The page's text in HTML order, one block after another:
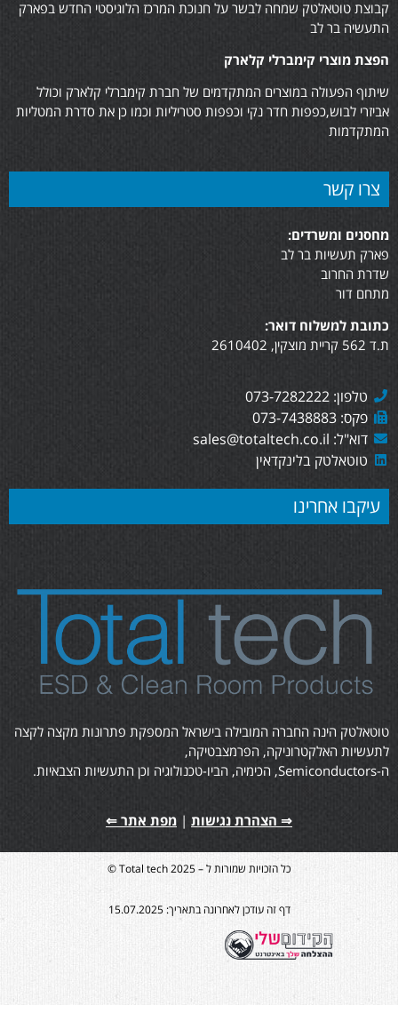
קבוצת טוטאלטק שמחה לבשר על חנוכת המרכז הלוגיסטי החדש בפארק
התעשיה בר לב
הפצת מוצרי קימברלי קלארק
שיתוף הפעולה במוצרים המתקדמים של חברת קימברלי קלארק וכולל
אביזרי לבוש,כפפות חדר נקי וכפפות סטריליות וכמו כן את סדרת המטליות
המתקדמות
צרו קשר
מחסנים ומשרדים:
פארק תעשיות בר לב
שדרת החרוב
מתחם דור
כתובת למשלוח דואר:
ת.ד 562 קריית מוצקין, 2610402
טלפון: 073-7282222
פקס: 073-7438883
דוא"ל: sales@totaltech.co.il
טוטאלטק בלינקדאין
עיקבו אחרינו
טוטאלטק הינה החברה המובילה בישראל המספקת פתרונות מקצה לקצה
לתעשיות האלקטרוניקה, הפרמצבטיקה,
ה-Semiconductors, הכימיה, הביו-טכנולוגיה וכן התעשיות הצבאיות.
⇒ הצהרת נגישות | מפת אתר ⇐
כל הזכויות שמורות ל – Total tech 2025 ©
דף זה עודכן לאחרונה בתאריך: 15.07.2025